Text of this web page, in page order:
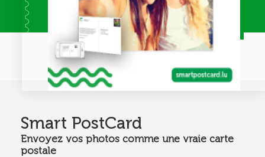
Smart PostCard
Envoyez vos photos comme une vraie carte
postale